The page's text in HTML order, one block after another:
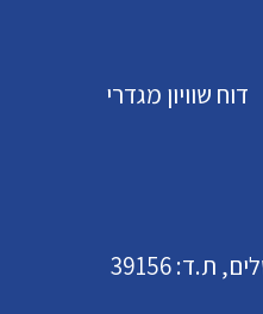
דוח שוויון מגדרי
ת.ד: 39156